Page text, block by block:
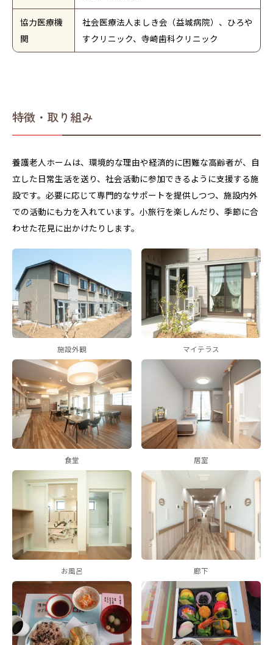
協力医療機
関
社会医療法人ましき会（益城病院）、ひろや
すクリニック、寺崎歯科クリニック
特徴・取り組み
養護老人ホームは、環境的な理由や経済的に困難な高齢者が、自
立した日常生活を送り、社会活動に参加できるように支援する施
設です。必要に応じて専門的なサポートを提供しつつ、施設内外
での活動にも力を入れています。小旅行を楽しんだり、季節に合
わせた花見に出かけたりします。
施設外観 マイテラス
食堂 居室
お風呂 廊下